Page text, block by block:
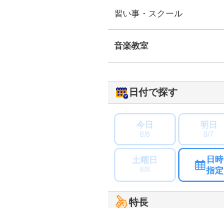
習い事・スクール
音楽教室
日付で探す
今日
8/6
明日
8/7
土曜日
8/8
日時
指定
特長